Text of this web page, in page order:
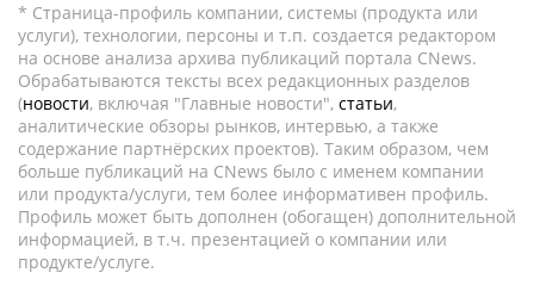
* Страница-профиль компании, системы (продукта или
услуги), технологии, персоны и т.п. создается редактором
на основе анализа архива публикаций портала CNews.
Обрабатываются тексты всех редакционных разделов
(новости, включая "Главные новости", статьи,
аналитические обзоры рынков, интервью, а также
содержание партнёрских проектов). Таким образом, чем
больше публикаций на CNews было с именем компании
или продукта/услуги, тем более информативен профиль.
Профиль может быть дополнен (обогащен) дополнительной
информацией, в т.ч. презентацией о компании или
продукте/услуге.